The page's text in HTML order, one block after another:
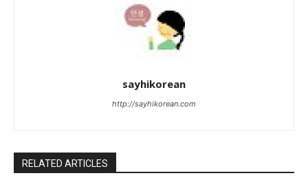
sayhikorean
http://sayhikorean.com
RELATED ARTICLES